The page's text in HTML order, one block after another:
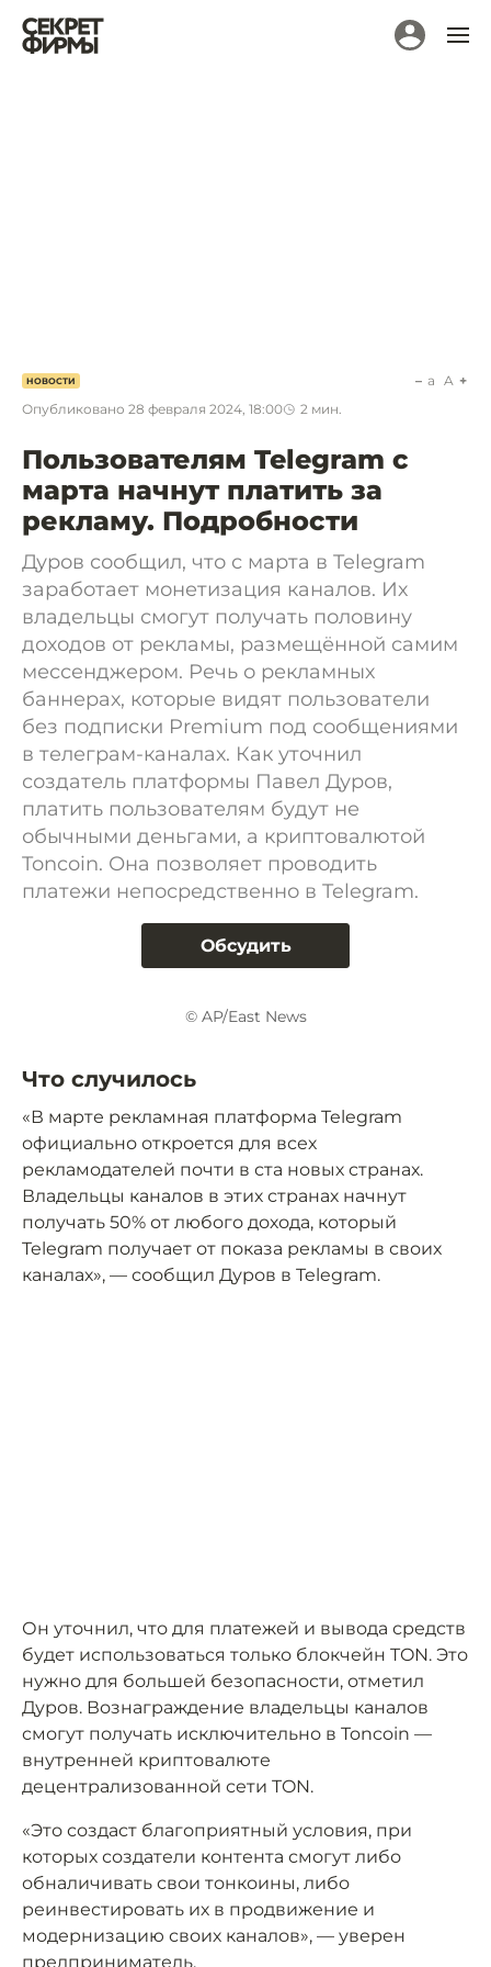
НОВОСТИ
Опубликовано 28 февраля 2024, 18:00 2 мин.
a A
Пользователям Telegram с
марта начнут платить за
рекламу. Подробности
Дуров сообщил, что с марта в Telegram
заработает монетизация каналов. Их
владельцы смогут получать половину
доходов от рекламы, размещённой самим
мессенджером. Речь о рекламных
баннерах, которые видят пользователи
без подписки Premium под сообщениями
в телеграм-каналах. Как уточнил
создатель платформы Павел Дуров,
платить пользователям будут не
обычными деньгами, а криптовалютой
Toncoin. Она позволяет проводить
платежи непосредственно в Telegram.
Обсудить
© AP/East News
Что случилось
«В марте рекламная платформа Telegram
официально откроется для всех
рекламодателей почти в ста новых странах.
Владельцы каналов в этих странах начнут
получать 50% от любого дохода, который
Telegram получает от показа рекламы в своих
каналах», — сообщил Дуров в Telegram.
Он уточнил, что для платежей и вывода средств
будет использоваться только блокчейн TON. Это
нужно для большей безопасности, отметил
Дуров. Вознаграждение владельцы каналов
смогут получать исключительно в Toncoin —
внутренней криптовалюте
децентрализованной сети TON.
«Это создаст благоприятный условия, при
которых создатели контента смогут либо
обналичивать свои тонкоины, либо
реинвестировать их в продвижение и
модернизацию своих каналов», — уверен
предприниматель.